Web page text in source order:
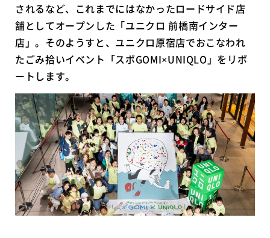
されるなど、これまでにはなかったロードサイド店
舗としてオープンした「ユニクロ 前橋南インター
店」。そのようすと、ユニクロ原宿店でおこなわれ
たごみ拾いイベント「スポGOMI×UNIQLO」をリポ
ートします。